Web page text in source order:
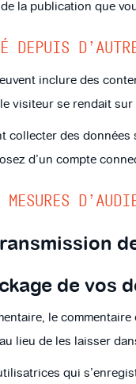
la publication que
DEPUIS
inclure des
visiteur se rendait sur
collecter des
d’un compte
de vos
le
lieu de les laisser
qui